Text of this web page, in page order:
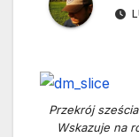
Przekrój
Wskazuje na